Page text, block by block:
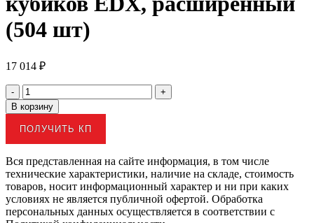
(504 шт)
17 014 ₽
В корзину
ПОЛУЧИТЬ КП
Вся представленная на сайте информация, в том числе
технические характеристики, наличие на складе, стоимость
товаров, носит информационный характер и ни при каких
условиях не является публичной офертой. Обработка
персональных данных осуществляется в соответствии с